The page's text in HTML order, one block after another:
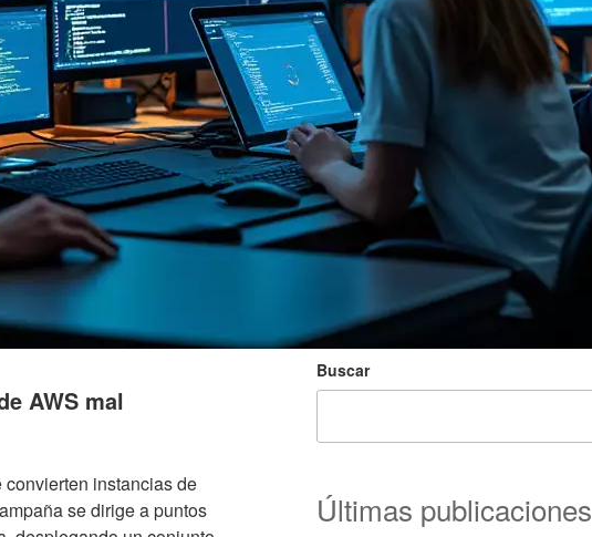
AWS mal
instancias de
se dirige a puntos
Buscar
Últimas publicaciones